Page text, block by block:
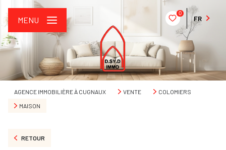
0
FR
MENU
AGENCE IMMOBILIÈRE À CUGNAUX VENTE
COLOMIERS
MAISON
RETOUR